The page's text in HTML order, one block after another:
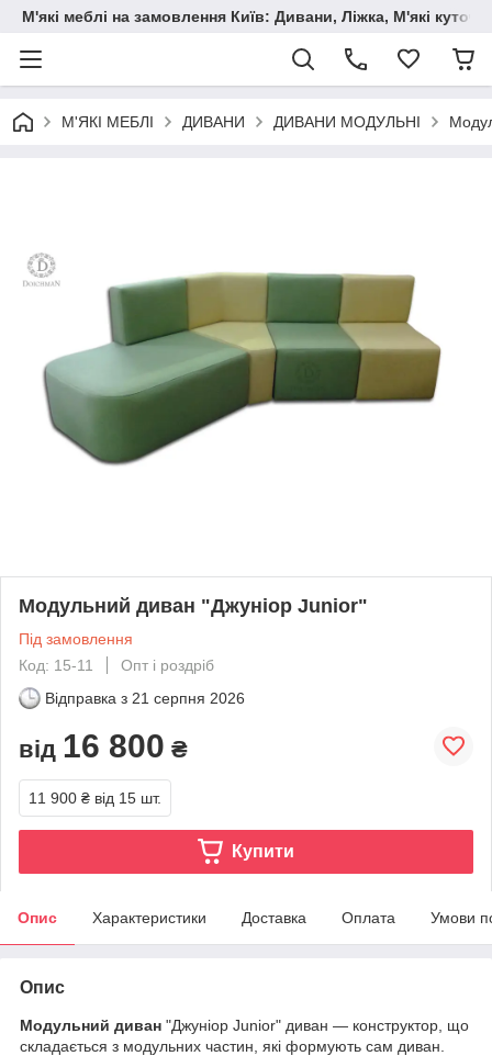
М'які меблі на замовлення Київ: Дивани, Ліжка, М'які
М'ЯКІ МЕБЛІ ДИВАНИ ДИВАНИ МОДУЛЬНІ
Модульний диван "Джуніор Junior"
Під замовлення
Код: 15-11
Опт і роздріб
Відправка з 21 серпня 2026
від 16 800 ₴
11 900 ₴ від 15 шт.
Купити
Опис Характеристики Доставка Оплата Умови
Опис
Модульний диван "Джуніор Junior" диван — конструктор, що
складається з модульних частин, які формують сам диван.